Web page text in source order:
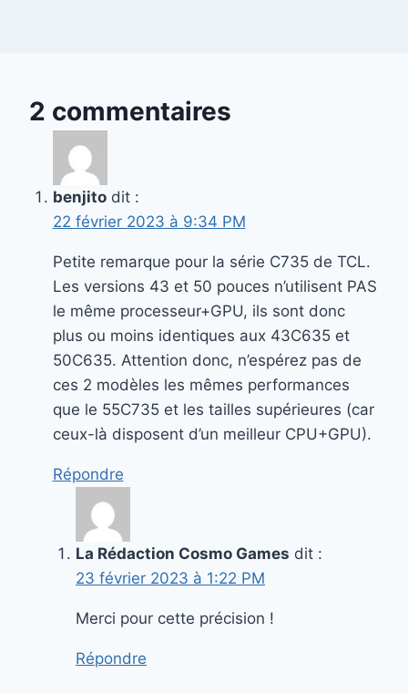
2 commentaires
benjito dit :
22 février 2023 à 9:34 PM
Petite remarque pour la série C735 de TCL.
Les versions 43 et 50 pouces n’utilisent PAS
le même processeur+GPU, ils sont donc
plus ou moins identiques aux 43C635 et
50C635. Attention donc, n’espérez pas de
ces 2 modèles les mêmes performances
que le 55C735 et les tailles supérieures (car
ceux-là disposent d’un meilleur CPU+GPU).
Répondre
La Rédaction Cosmo Games dit :
23 février 2023 à 1:22 PM
Merci pour cette précision !
Répondre